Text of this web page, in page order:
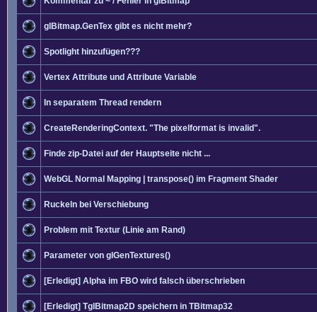
glBitmap.GenTex gibt es nicht mehr?
Spotlight hinzufügen???
Vertex Attribute und Attribute Variable
In separatem Thread rendern
CreateRenderingContext. "The pixelformat is invalid".
Finde zip-Datei auf der Hauptseite nicht ...
WebGL Normal Mapping | transpose() im Fragment Shader
Ruckeln bei Verschiebung
Problem mit Textur (Linie am Rand)
Parameter von glGenTextures()
[Erledigt] Alpha im FBO wird falsch überschrieben
[Erledigt] TglBitmap2D speichern in TBitmap32